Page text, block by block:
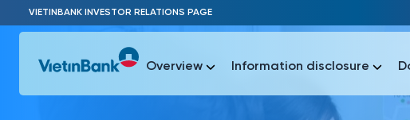
Skip to Main Content
VIETINBANK INVESTOR RELATIONS PAGE
Overview Information disclosure